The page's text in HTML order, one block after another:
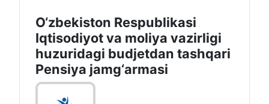
O‘zbekiston Respublikasi
Iqtisodiyot va moliya vazirligi
huzuridagi budjetdan tashqari
Pensiya jamg‘armasi